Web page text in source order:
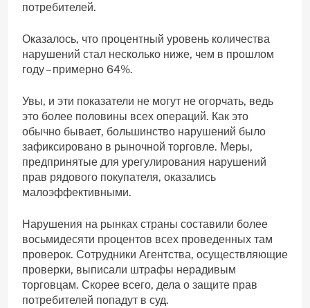
потребителей.
Оказалось, что процентный уровень количества
нарушений стал несколько ниже, чем в прошлом
году – примерно 64%.
Увы, и эти показатели не могут не огорчать, ведь
это более половины всех операций. Как это
обычно бывает, большинство нарушений было
зафиксировано в рыночной торговле. Меры,
предпринятые для урегулирования нарушений
прав рядового покупателя, оказались
малоэффективными.
Нарушения на рынках страны составили более
восьмидесяти процентов всех проведенных там
проверок. Сотрудники Агентства, осуществляющие
проверки, выписали штрафы нерадивым
торговцам. Скорее всего, дела о защите прав
потребителей попадут в суд.